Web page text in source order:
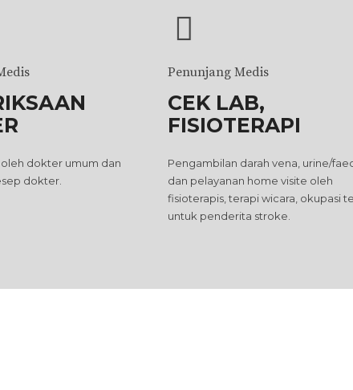
dokter umum dan
dokter.
Penunjang Medis
CEK LAB,
FISIOTERAPI
Pengambilan darah vena, urine/
dan pelayanan home visite oleh
fisioterapis, terapi wicara, okupasi
untuk penderita stroke.